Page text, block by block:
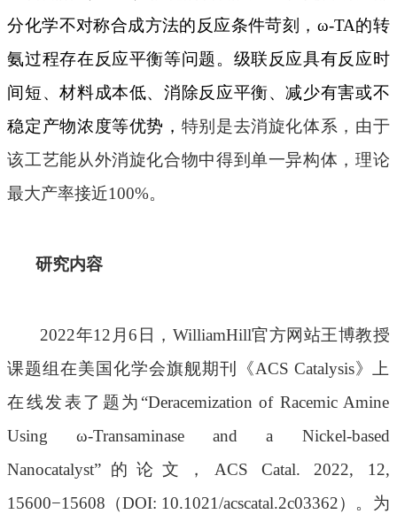
分化学不对称合成方法的反应条件苛刻， ω-TA的转
氨过程存在反应平衡等问题。级联反应具有反应时
间短、材料成本低、消除反应平衡、减少有害或不
稳定产物浓度等优势， 特别是去消旋化体系，由于
该工艺能从外消旋化合物中得到单一异构体，理论
最大产率接近100%。
研究内容
2022年12月6日，WilliamHill官方网站王博教授
课题组在美国化学会旗舰期刊《ACS Catalysis》上
在线发表了题为“Deracemization of Racemic Amine
Using ω-Transaminase and a Nickel-based
Nanocatalyst”的论文，ACS Catal. 2022, 12,
15600−15608（DOI: 10.1021/acscatal.2c03362）。为